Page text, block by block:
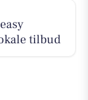
tilbud